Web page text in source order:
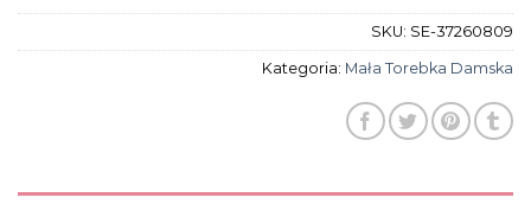
SKU: SE-37260809
Kategoria: Mała Torebka Damska